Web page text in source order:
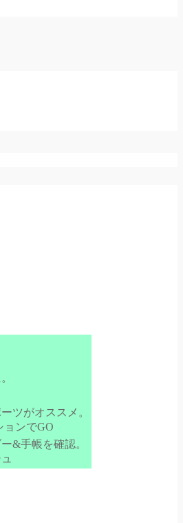
ツがオススメ。
ョンでGO
&手帳を確認。